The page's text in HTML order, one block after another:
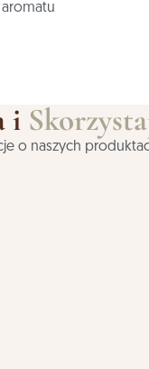
i
o naszych